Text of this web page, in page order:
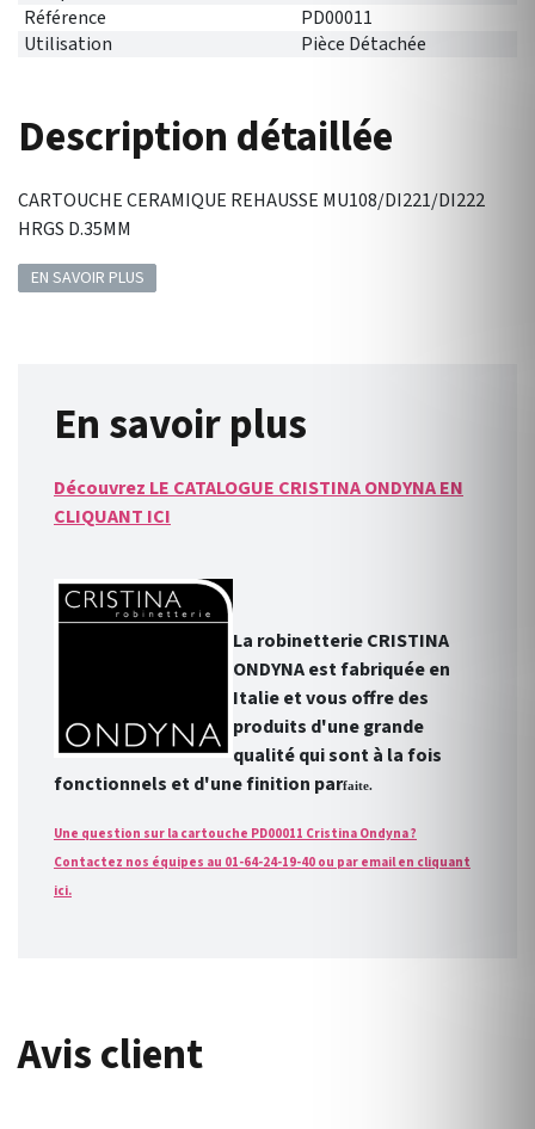
Référence
PD00011
Utilisation
Pièce Détachée
Description détaillée
CARTOUCHE CERAMIQUE REHAUSSE MU108/DI221/DI222
HRGS D.35MM
EN SAVOIR PLUS
En savoir plus
Découvrez LE CATALOGUE CRISTINA ONDYNA EN
CLIQUANT ICI
La robinetterie CRISTINA
ONDYNA est fabriquée en
Italie et vous offre des
produits d'une grande
qualité qui sont à la fois
fonctionnels et d'une finition parfaite.
Une question sur la cartouche PD00011 Cristina Ondyna ?
Contactez nos équipes au 01-64-24-19-40 ou par email en cliquant
ici.
Avis client